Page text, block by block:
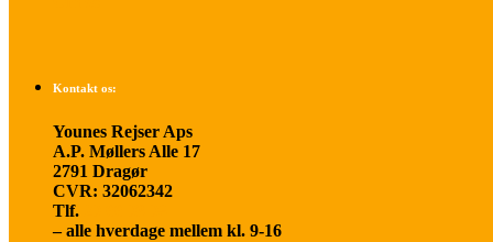
Kontakt os:
Younes Rejser Aps
A.P. Møllers Alle 17
2791 Dragør
CVR: 32062342
Tlf.
– alle hverdage mellem kl. 9-16